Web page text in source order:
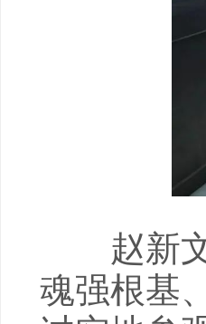
赵新文
魂强根基